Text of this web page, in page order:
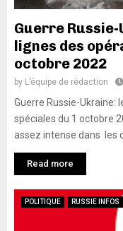
Guerre
lignes des
octobre 2022
by L’équipe de rédaction
Guerre Russie-Ukraine:
spéciales du 1 octobre
assez intense dans les
Read more
POLITIQUE RUSSIE INFOS